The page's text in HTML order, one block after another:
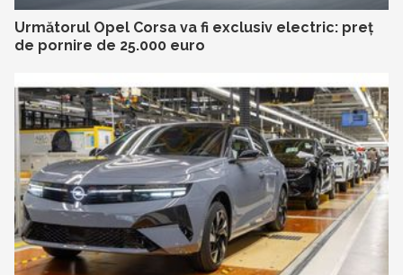
Următorul Opel Corsa va fi exclusiv electric: preț
de pornire de 25.000 euro